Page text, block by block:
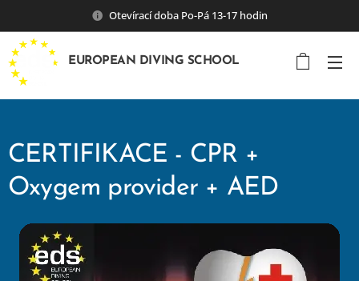
Otevírací doba Po-Pá 13-17 hodin
EUROPEAN DIVING SCHOOL
CERTIFIKACE - CPR +
Oxygem provider + AED